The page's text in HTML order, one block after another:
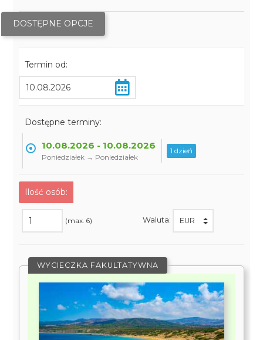
DOSTĘPNE OPCJE
Termin od:
Dostępne terminy:
10.08.2026 - 10.08.2026
Poniedziałek → Poniedziałek
1 dzień
Ilość osób:
(max. 6) Waluta:
WYCIECZKA FAKULTATYWNA